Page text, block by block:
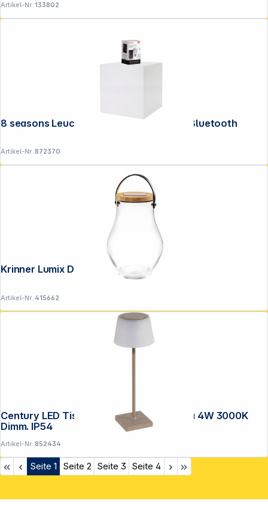
Artikel-Nr.:133802
8 seasons Leuchtwürfel Outdoor 33cm Bluetooth
Artikel-Nr.:872370
Krinner Lumix Deco Glass Bold
Artikel-Nr.:415662
Century LED Tischlampe MARGO tortora 4W 3000K
Dimm. IP54
Artikel-Nr.:852434
Seite 1 Seite 2 Seite 3 Seite 4
Copyright © 2001 - 2026 DGH - Alle Rechte vorbehalten.